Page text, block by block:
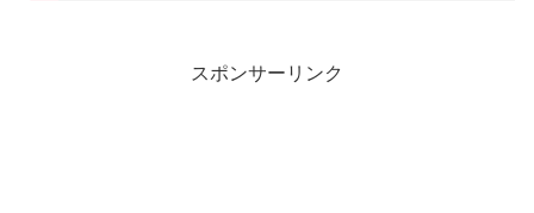
スポンサーリンク